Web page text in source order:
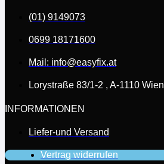
(01) 9149073
0699 18171600
Mail: info@easyfix.at
Lorystraße 83/1-2 , A-1110 Wien
INFORMATIONEN
Liefer-und Versand
Vertrag widerrufen